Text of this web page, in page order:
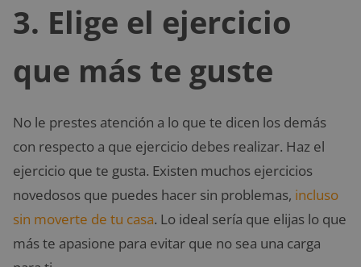
3. Elige el ejercicio
que más te guste
No le prestes atención a lo que te dicen los demás
con respecto a que ejercicio debes realizar. Haz el
ejercicio que te gusta. Existen muchos ejercicios
novedosos que puedes hacer sin problemas, incluso
sin moverte de tu casa. Lo ideal sería que elijas lo que
más te apasione para evitar que no sea una carga